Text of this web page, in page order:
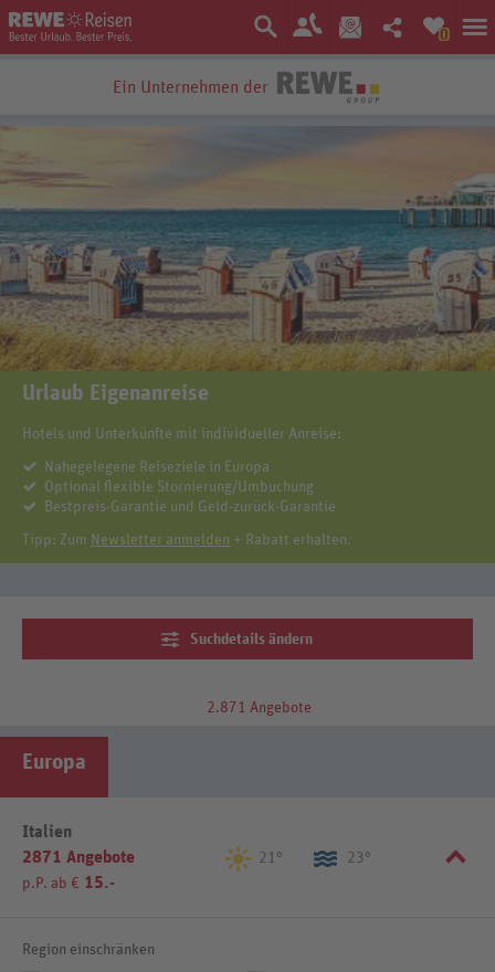
0
Bestpreis-Garantie
Ein Unternehmen der
Urlaub Eigenanreise
Hotels und Unterkünfte mit individueller Anreise:
Nahegelegene Reiseziele in Europa
Optional flexible Stornierung/Umbuchung
Bestpreis-Garantie und Geld-zurück-Garantie
Tipp: Zum Newsletter anmelden + Rabatt erhalten.
2.871 Angebote
Suchdetails ändern
Europa
Italien
2871 Angebote
p.P. ab € 15.-
21° 23°
Region einschränken